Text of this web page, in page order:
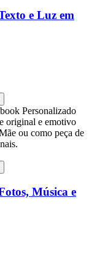
e Luz em
Música e